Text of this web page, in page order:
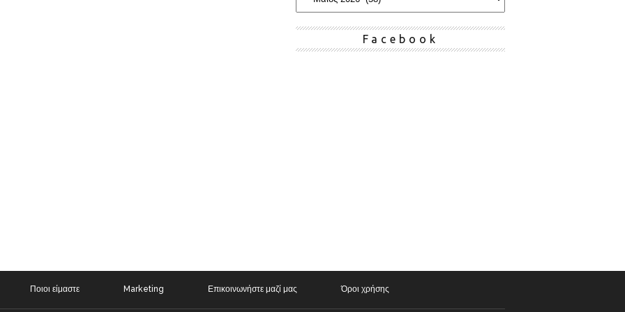
Facebook
Ποιοι είμαστε Marketing Επικοινωνήστε μαζί μας Όροι χρήσης